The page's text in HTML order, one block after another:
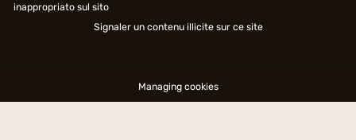
inappropriato sul sito
Signaler un contenu illicite sur ce site
Managing cookies